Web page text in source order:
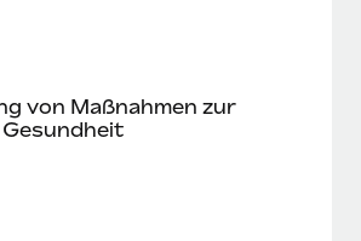
von Maßnahmen zur